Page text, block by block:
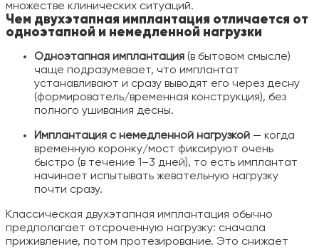
множестве клинических ситуаций.
Чем двухэтапная имплантация отличается от
одноэтапной и немедленной нагрузки
Одноэтапная имплантация (в бытовом смысле)
чаще подразумевает, что имплантат
устанавливают и сразу выводят его через десну
(формирователь/временная конструкция), без
полного ушивания десны.
Имплантация с немедленной нагрузкой — когда
временную коронку/мост фиксируют очень
быстро (в течение 1–3 дней), то есть имплантат
начинает испытывать жевательную нагрузку
почти сразу.
Классическая двухэтапная имплантация обычно
предполагает отсроченную нагрузку: сначала
приживление, потом протезирование. Это снижает